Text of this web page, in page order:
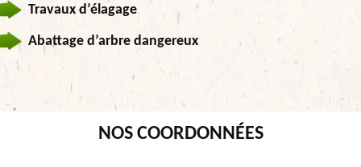
Travaux d’élagage
Abattage d’arbre dangereux
NOS COORDONNÉES